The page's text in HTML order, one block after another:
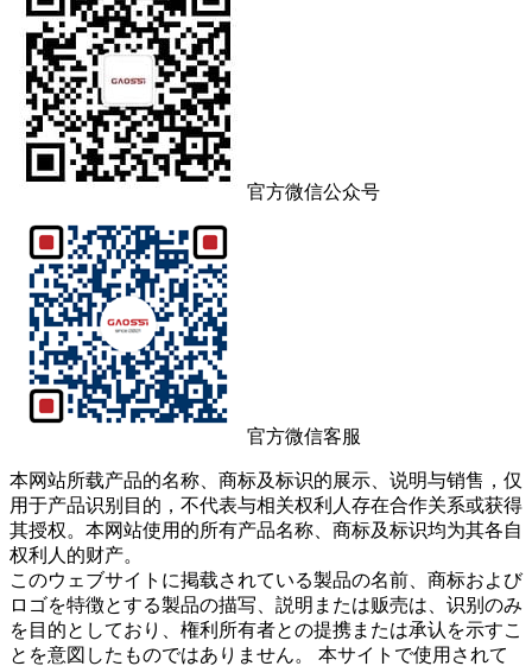
官方微信公众号
官方微信客服
本网站所载产品的名称、商标及标识的展示、说明与销售，仅
用于产品识别目的，不代表与相关权利人存在合作关系或获得
其授权。本网站使用的所有产品名称、商标及标识均为其各自
权利人的财产。
このウェブサイトに掲载されている製品の名前、商标および
ロゴを特徴とする製品の描写、説明または贩売は、识别のみ
を目的としており、権利所有者との提携または承认を示すこ
とを意図したものではありません。 本サイトで使用されて